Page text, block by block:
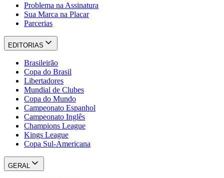
Problema na Assinatura
Sua Marca na Placar
Parcerias
EDITORIAS
Brasileirão
Copa do Brasil
Libertadores
Mundial de Clubes
Copa do Mundo
Campeonato Espanhol
Campeonato Inglês
Champions League
Kings League
Copa Sul-Americana
GERAL